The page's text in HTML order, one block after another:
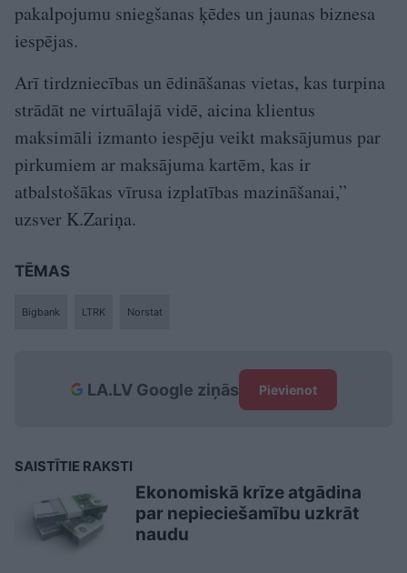
pakalpojumu sniegšanas ķēdes un jaunas biznesa
iespējas.
Arī tirdzniecības un ēdināšanas vietas, kas turpina
strādāt ne virtuālajā vidē, aicina klientus
maksimāli izmanto iespēju veikt maksājumus par
pirkumiem ar maksājuma kartēm, kas ir
atbalstošākas vīrusa izplatības mazināšanai,”
uzsver K.Zariņa.
TĒMAS
Bigbank LTRK Norstat
LA.LV Google ziņās Pievienot
SAISTĪTIE RAKSTI
Ekonomiskā krīze atgādina
par nepieciešamību uzkrāt
naudu